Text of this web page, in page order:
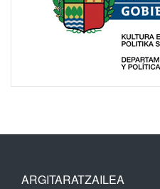
ARGITARATZAILEA